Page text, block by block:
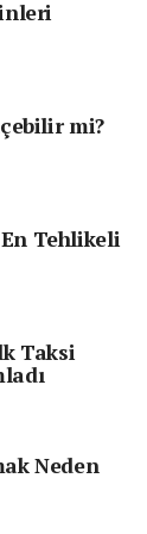
şu
sistemler
mi?
Tehlikeli
Taksi
Neden